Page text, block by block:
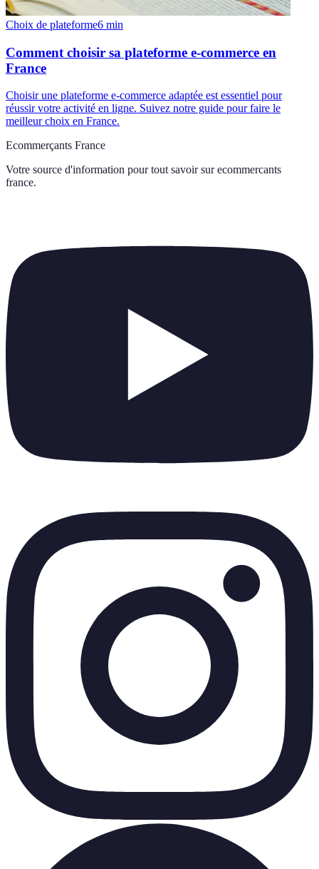
Choix de plateforme6 min
Comment choisir sa plateforme e-commerce en
France
Choisir une plateforme e-commerce adaptée est essentiel pour
réussir votre activité en ligne. Suivez notre guide pour faire le
meilleur choix en France.
Ecommerçants France
Votre source d'information pour tout savoir sur ecommercants
france.